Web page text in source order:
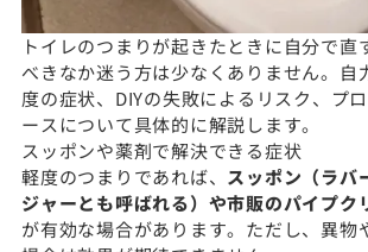
トイレのつまりが起きたときに自分で直
べきなか迷う方は少なくありません。自
度の症状、DIYの失敗によるリスク、プ
ースについて具体的に解説します。
スッポンや薬剤で解決できる症状
軽度のつまりであれば、 スッポン（ラバ
ジャーとも呼ばれる）や市販のパイプク
が有効な場合があります。ただし、異物